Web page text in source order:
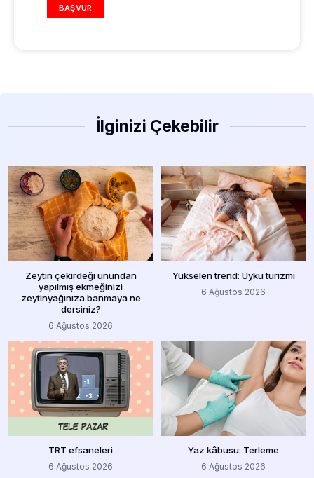
BAŞVUR
İlginizi Çekebilir
Zeytin çekirdeği unundan
yapılmış ekmeğinizi
zeytinyağınıza banmaya ne
dersiniz?
6 Ağustos 2026
Yükselen trend: Uyku turizmi
6 Ağustos 2026
TRT efsaneleri
6 Ağustos 2026
Yaz kâbusu: Terleme
6 Ağustos 2026